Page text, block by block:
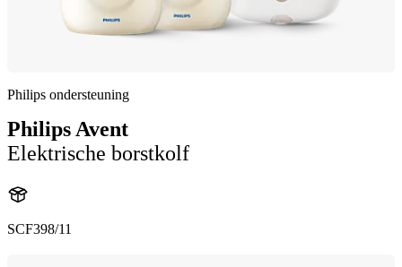
Philips ondersteuning
Philips Avent
Elektrische borstkolf
SCF398/11